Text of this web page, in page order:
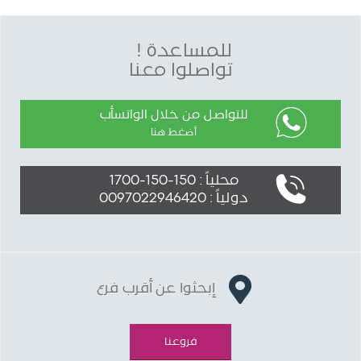
للمساعدة !
تواصلوا معنا
للتواصل من خلال الواتسأب
أضغط هنا
محلياً : 150-150-1700
دولياً : 0097022946420
إبحثوا عن أقرب فرع
فروعنا